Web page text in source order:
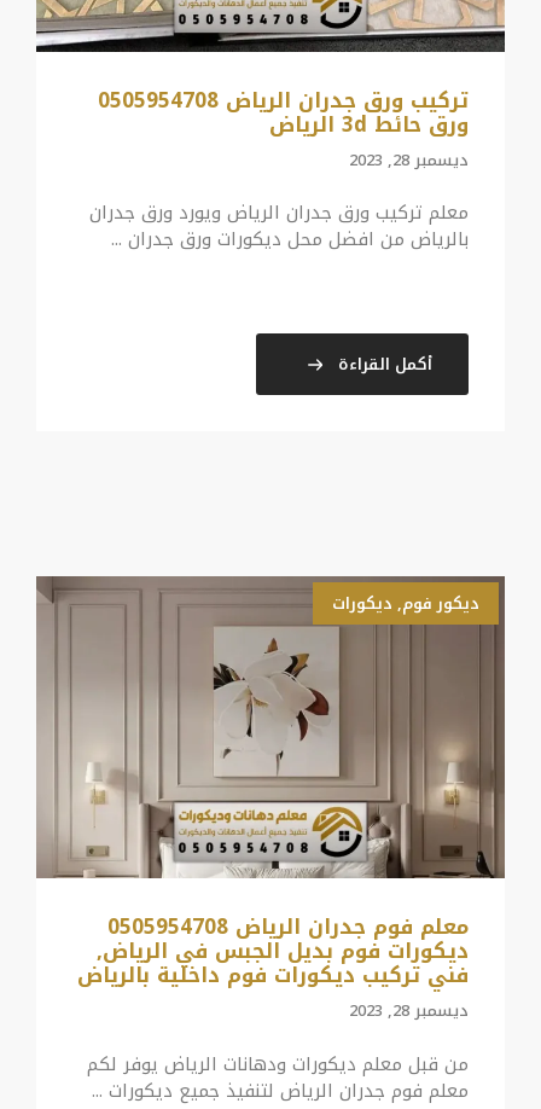
تركيب ورق جدران الرياض 0505954708
ورق حائط 3d الرياض
ديسمبر 28, 2023
معلم تركيب ورق جدران الرياض ويورد ورق جدران
بالرياض من افضل محل ديكورات ورق جدران ...
أكمل القراءة
ديكور فوم, ديكورات
معلم فوم جدران الرياض 0505954708
ديكورات فوم بديل الجبس في الرياض,
فني تركيب ديكورات فوم داخلية بالرياض
ديسمبر 28, 2023
من قبل معلم ديكورات ودهانات الرياض يوفر لكم
معلم فوم جدران الرياض لتنفيذ جميع ديكورات ...